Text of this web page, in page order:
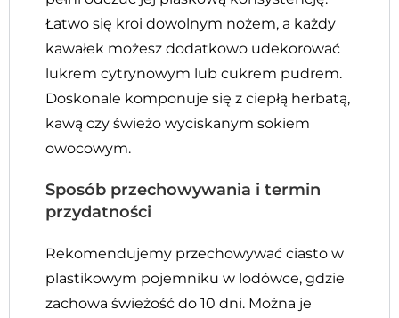
Łatwo się kroi dowolnym nożem, a każdy
kawałek możesz dodatkowo udekorować
lukrem cytrynowym lub cukrem pudrem.
Doskonale komponuje się z ciepłą herbatą,
kawą czy świeżo wyciskanym sokiem
owocowym.
Sposób przechowywania i termin
przydatności
Rekomendujemy przechowywać ciasto w
plastikowym pojemniku w lodówce, gdzie
zachowa świeżość do 10 dni. Można je